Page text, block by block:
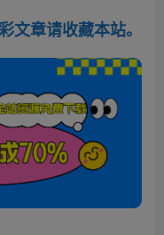
文章请收藏本站。